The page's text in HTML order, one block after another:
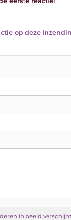
op deze
in beeld verschijnt